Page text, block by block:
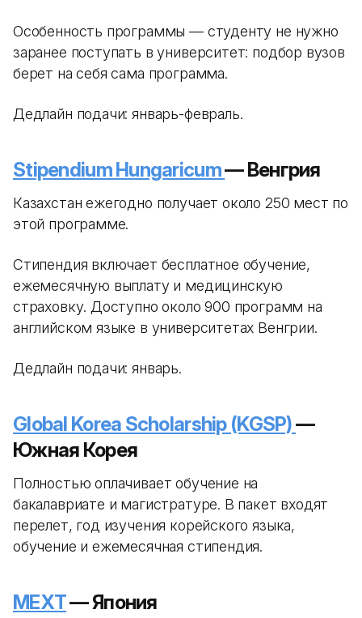
Особенность программы — студенту не нужно
заранее поступать в университет: подбор вузов
берет на себя сама программа.
Дедлайн подачи: январь-февраль.
Stipendium Hungaricum— Венгрия
Казахстан ежегодно получает около 250 мест по
этой программе.
Стипендия включает бесплатное обучение,
ежемесячную выплату и медицинскую
страховку. Доступно около 900 программ на
английском языке в университетах Венгрии.
Дедлайн подачи: январь.
Global Korea Scholarship (KGSP)—
Южная Корея
Полностью оплачивает обучение на
бакалавриате и магистратуре. В пакет входят
перелет, год изучения корейского языка,
обучение и ежемесячная стипендия.
MEXT— Япония